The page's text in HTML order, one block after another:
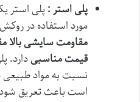
پلی استر :پلی استر
مورد استفاده در
مقاومت سایشی بالا
قیمت مناسبیدارد.
نسبت به مواد
است باعث تعریق